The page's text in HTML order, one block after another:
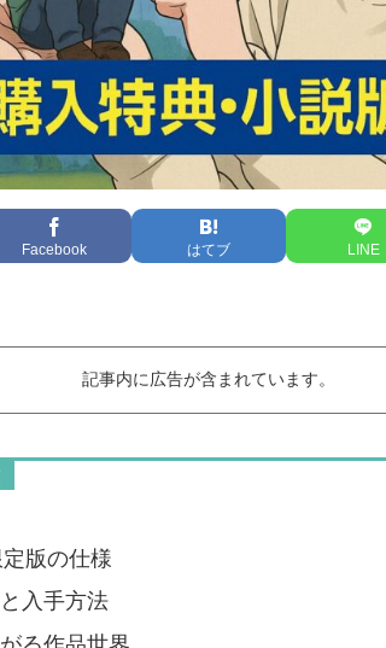
Facebook はてブ LINE
記事内に広告が含まれています。
版の仕様
入手方法